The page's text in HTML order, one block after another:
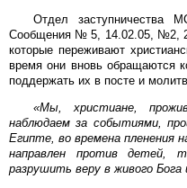
Отдел заступничества
Сообщения № 5, 14.02.05, №2,
которые переживают
время они вновь обращаются ко
поддержать их в посте и
«Мы, христиане,
наблюдаем за событиями,
Египте, во времена пленения народа израильского, первый удар был
направлен против детей,
разрушить веру в